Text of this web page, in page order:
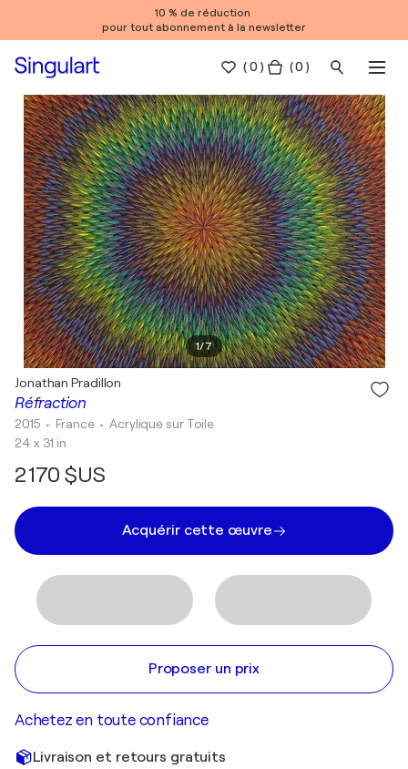
10 % de réduction
pour tout abonnement à la newsletter
(0 ) ( 0 )
1/7
Réfraction
Jonathan Pradillon
2015 • France •Acrylique sur Toile
24 x 31 in
2 170 $US
Acquérir cette œuvre
Proposer un prix
Achetez en toute confiance
Livraison et retours gratuits